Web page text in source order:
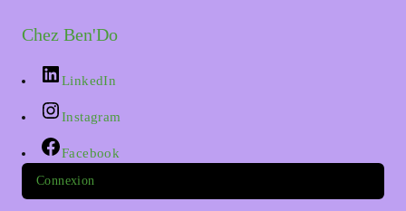
Chez Ben'Do
LinkedIn
Instagram
Facebook
Connexion